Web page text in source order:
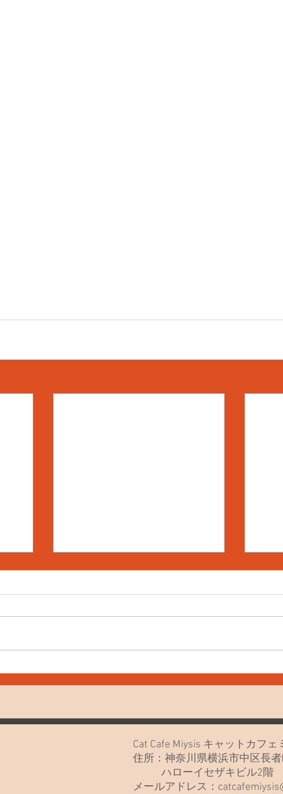
なさい🙏
Cat Cafe Miysis キャットカフ
住所：神奈川県横浜市中区長
ハローイセザキビル2階
メールアドレス：